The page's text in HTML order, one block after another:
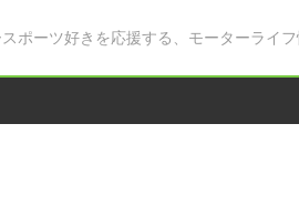
ポーツ好きを応援する、モーターライフ